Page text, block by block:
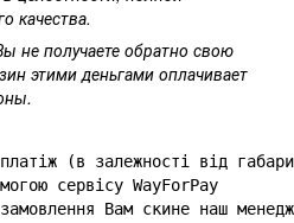
качества.
не получаете обратно свою
этими деньгами оплачивает
(в залежності від
сервісу WayForPay
Вам скине наш